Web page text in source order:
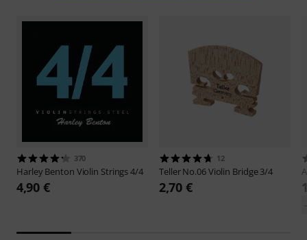
370
Harley Benton Violin Strings 4/4
4,90 €
12
TellerNo.06 Violin Bridge 3/4
2,70 €